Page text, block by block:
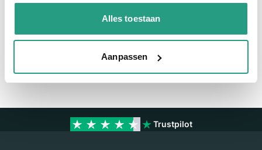
Alles toestaan
Aanpassen
Vragen? Neem dan nu contact op
We zijn beschikbaar van ma t/m vr van 08:00 tot 17:00 uur.
Trustpilot